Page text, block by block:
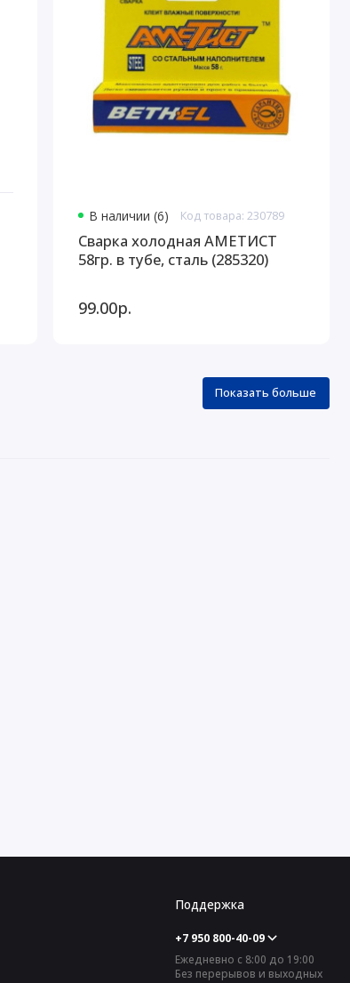
В наличии (6) Код товара: 230789
Сварка холодная АМЕТИСТ
58гр. в тубе, сталь (285320)
99.00р.
Показать больше
Поддержка
+7 950 800-40-09
Ежедневно с 8:00 до 19:00
Без перерывов и выходных